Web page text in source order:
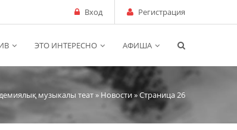
Вход Регистрация
ЭТО ИНТЕРЕСНО АФИША
музыкалы теат» Новости» Страница 26